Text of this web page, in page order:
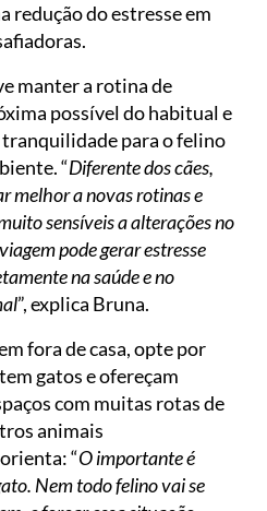
redução do estresse em
manter a rotina de
possível do habitual e
para o felino
“Diferente dos cães,
melhor a novas rotinas e
sensíveis a alterações no
pode gerar estresse
na saúde e no
”, explica Bruna.
fora de casa, opte por
gatos e ofereçam
com muitas rotas de
animais
“O importante é
Nem todo felino vai se